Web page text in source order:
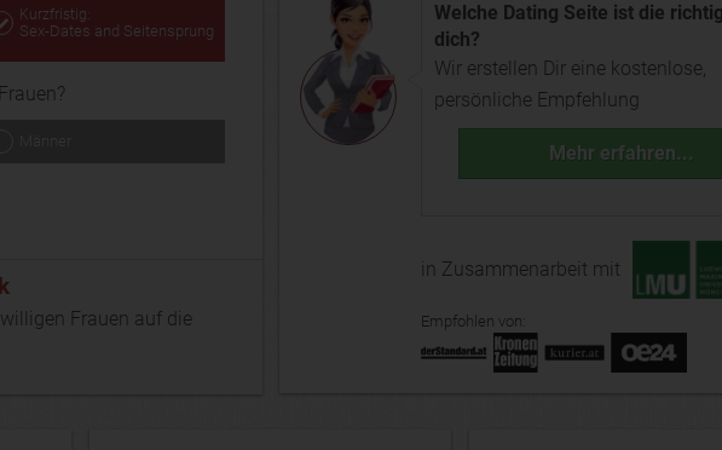
Kurzfristig:
Sex-Dates and Seitensprung
Frauen auf die
Welche Dating Seite ist die
dich?
Wir erstellen Dir eine kostenlose,
persönliche Empfehlung
Mehr erfahren...
in Zusammenarbeit mit
Empfohlen von: